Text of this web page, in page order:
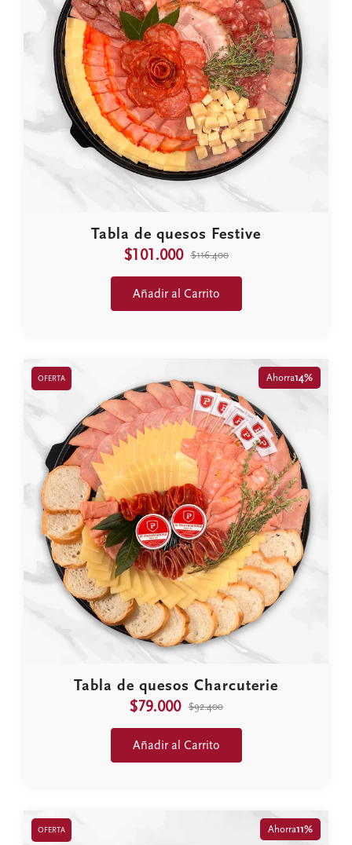
Tabla de quesos Festive
$101.000 $116.400
Añadir al Carrito
OFERTA Ahorra14%
Tabla de quesos Charcuterie
$79.000 $92.400
Añadir al Carrito
OFERTA Ahorra11%